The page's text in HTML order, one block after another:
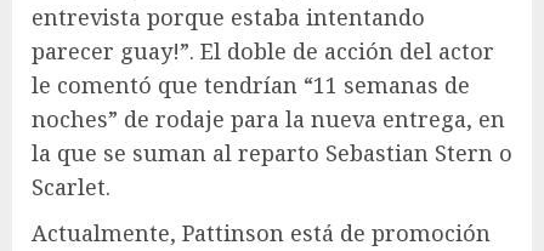
entrevista porque estaba intentando
parecer guay!”. El doble de acción del actor
le comentó que tendrían “11 semanas de
noches” de rodaje para la nueva entrega, en
la que se suman al reparto Sebastian Stern o
Scarlet.
Actualmente, Pattinson está de promoción